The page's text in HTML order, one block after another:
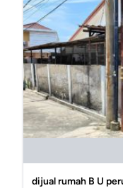
dijual rumah B U